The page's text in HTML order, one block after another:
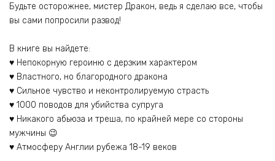
Будьте осторожнее, мистер Дракон, ведь я сделаю все, чтобы
вы сами попросили развод!
В книге вы найдете:
♥ Непокорную героиню с дерзким характером
♥ Властного, но благородного дракона
♥ Сильное чувство и неконтролируемую страсть
♥ 1000 поводов для убийства супруга
♥ Никакого абьюза и треша, по крайней мере со стороны
мужчины 😉
♥ Атмосферу Англии рубежа 18-19 веков